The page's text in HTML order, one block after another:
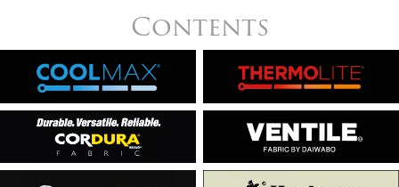
Contents